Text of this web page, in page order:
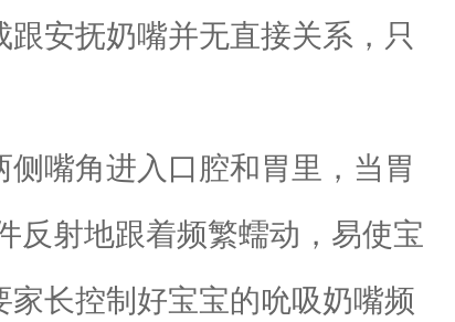
安抚奶嘴并无直接关系，只
嘴角进入口腔和胃里，当胃
反射地跟着频繁蠕动，易使宝
长控制好宝宝的吮吸奶嘴频